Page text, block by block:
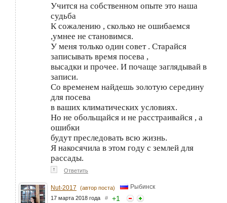
Учится на собственном опыте это наша
судьба
К сожалению , сколько не ошибаемся
,умнее не становимся.
У меня только один совет . Старайся
записывать время посева ,
высадки и прочее. И почаще заглядывай в
записи.
Со временем найдешь золотую середину
для посева
в ваших климатических условиях.
Но не обольщайся и не расстраивайся , а
ошибки
будут преследовать всю жизнь.
Я накосячила в этом году с землей для
рассады.
↑ Ответить
Nut-2017 (автор поста) Рыбинск
17 марта 2018 года # +1